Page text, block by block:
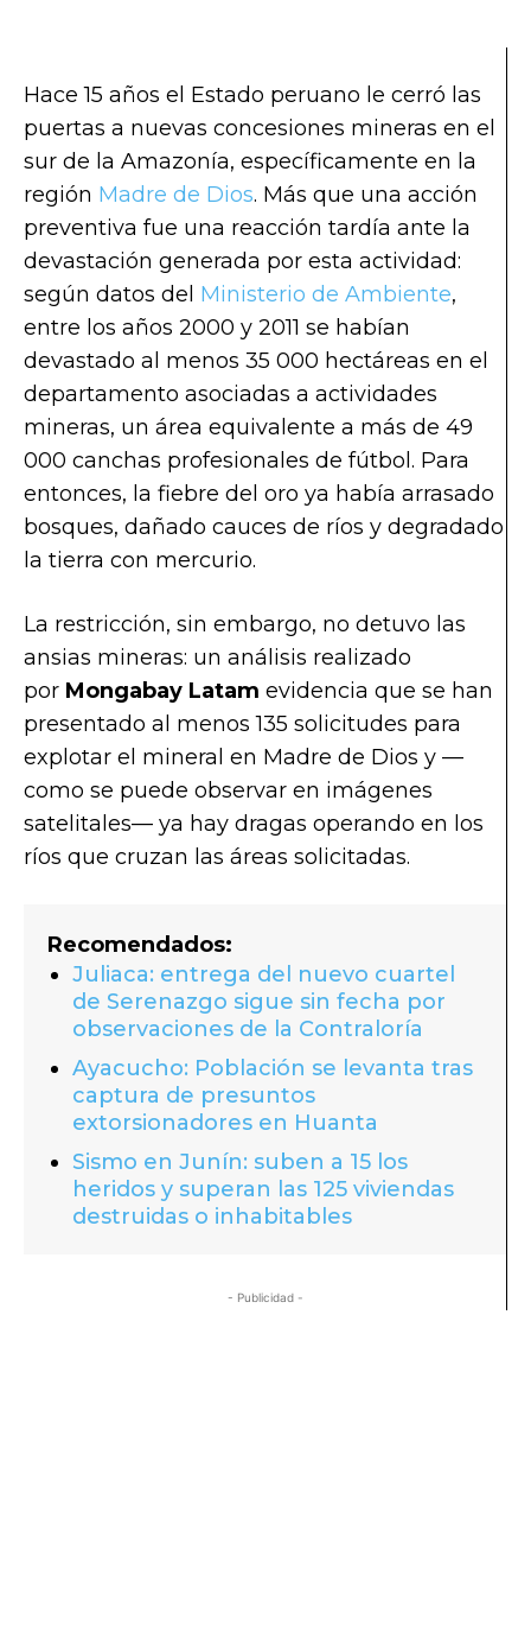
Hace 15 años el Estado peruano le cerró las
puertas a nuevas concesiones mineras en el
sur de la Amazonía, específicamente en la
región Madre de Dios. Más que una acción
preventiva fue una reacción tardía ante la
devastación generada por esta actividad:
según datos del Ministerio de Ambiente,
entre los años 2000 y 2011 se habían
devastado al menos 35 000 hectáreas en el
departamento asociadas a actividades
mineras, un área equivalente a más de 49
000 canchas profesionales de fútbol. Para
entonces, la fiebre del oro ya había arrasado
bosques, dañado cauces de ríos y degradado
la tierra con mercurio.
La restricción, sin embargo, no detuvo las
ansias mineras: un análisis realizado
por Mongabay Latam evidencia que se han
presentado al menos 135 solicitudes para
explotar el mineral en Madre de Dios y —
como se puede observar en imágenes
satelitales— ya hay dragas operando en los
ríos que cruzan las áreas solicitadas.
Recomendados:
Juliaca: entrega del nuevo cuartel
de Serenazgo sigue sin fecha por
observaciones de la Contraloría
Ayacucho: Población se levanta tras
captura de presuntos
extorsionadores en Huanta
Sismo en Junín: suben a 15 los
heridos y superan las 125 viviendas
destruidas o inhabitables
- Publicidad -